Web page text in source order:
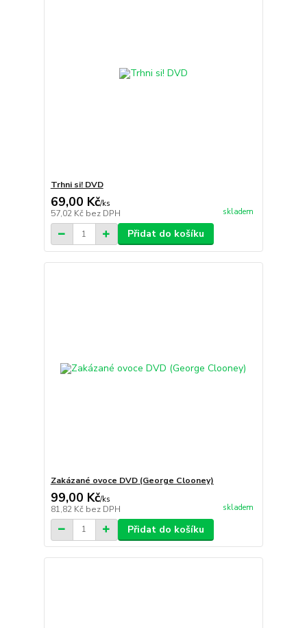
Trhni si! DVD
69,00 Kč/ks
57,02 Kč bez DPH skladem
Přidat do košíku
Zakázané ovoce DVD (George Clooney)
99,00 Kč/ks
81,82 Kč bez DPH skladem
Přidat do košíku